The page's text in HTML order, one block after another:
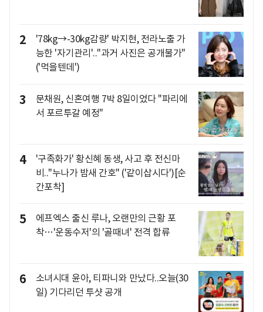
2
'78kg→-30kg감량' 박지현, 전라노출 가
능한 '자기관리'.."과거 사진은 공개불가"
('먹을텐데')
3
문채원, 신혼여행 7박 8일이었다 "파리에
서 포르투갈 예정"
4
'구족화가' 황신혜 동생, 사고 후 전신마
비.."누나가 밤새 간호" ('같이삽시다')[순
간포착]
5
에프엑스 출신 루나, 오랜만의 근황 포
착…'운동수저'의 '골때녀' 전격 합류
6
소녀시대 윤아, 티파니와 만났다..오늘(30
일) 기다리던 투샷 공개